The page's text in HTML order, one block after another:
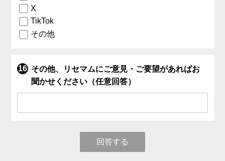
X
TikTok
その他
その他、リセマムにご意見・ご要望があればお
聞かせください（任意回答）
回答する